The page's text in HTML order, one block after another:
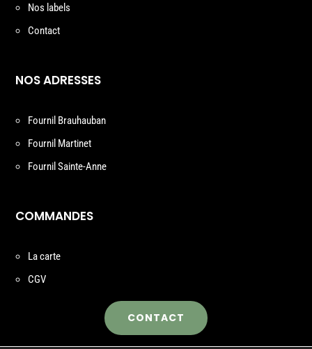
Nos labels
Contact
NOS ADRESSES
Fournil Brauhauban
Fournil Martinet
Fournil Sainte-Anne
COMMANDES
La carte
CGV
CONTACT